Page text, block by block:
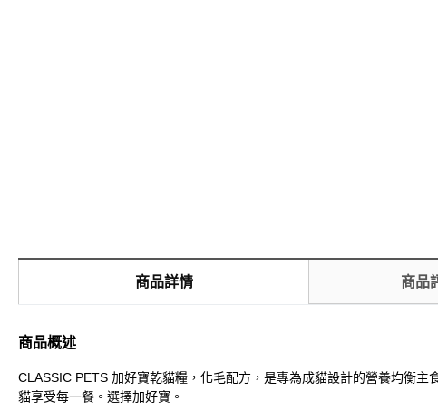
商品詳情 商品
商品概述
CLASSIC PETS 加好寶乾貓糧，化毛配方，是專為成貓設計的營養均衡
貓享受每一餐。選擇加好寶。